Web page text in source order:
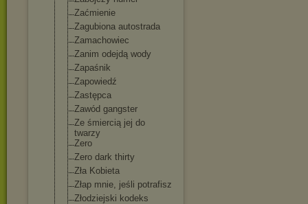
Zaćmienie
Zagubiona autostrada
Zamachowiec
Zanim odejdą wody
Zapaśnik
Zapowiedź
Zastępca
Zawód gangster
Ze śmiercią jej do
twarzy
Zero
Zero dark thirty
Zła Kobieta
Złap mnie, jeśli potrafisz
Złodziejski kodeks